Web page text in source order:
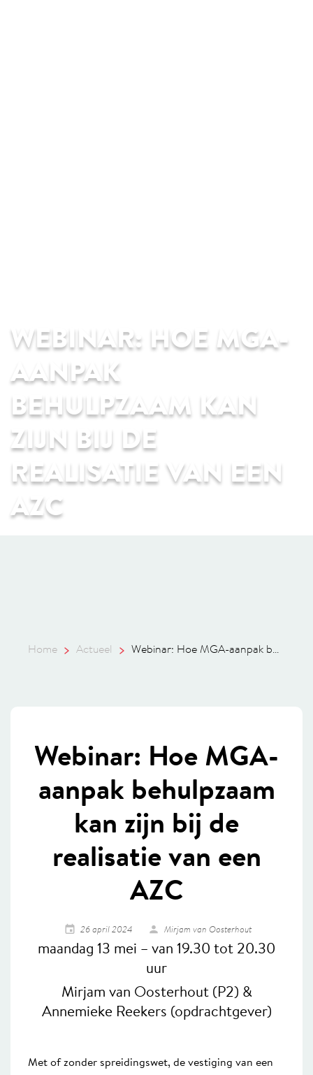
WEBINAR: HOE MGA-
AANPAK
BEHULPZAAM KAN
ZIJN BIJ DE
REALISATIE VAN EEN
AZC
Home Actueel Webinar: Hoe MGA-aanpak b...
Webinar: Hoe MGA-
aanpak behulpzaam
kan zijn bij de
realisatie van een
AZC
26 april 2024 Mirjam van Oosterhout
maandag 13 mei – van 19.30 tot 20.30
uur
Mirjam van Oosterhout (P2) &
Annemieke Reekers (opdrachtgever)
Met of zonder spreidingswet, de vestiging van een